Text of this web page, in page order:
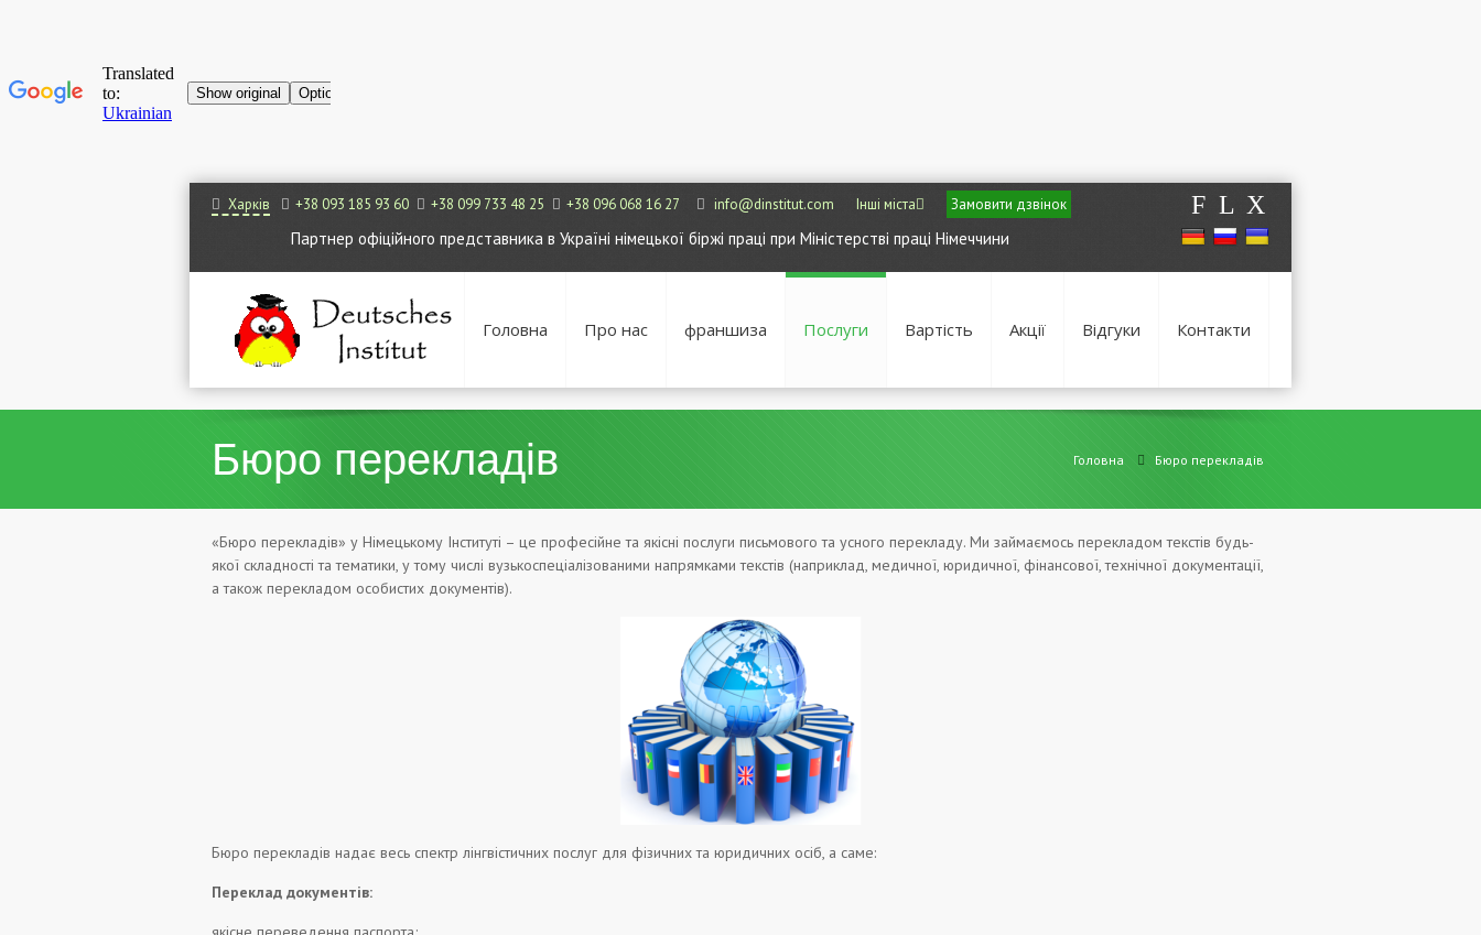
F L X
Харків +38 093 185 93 60 +38 099 733 48 25 +38 096 068 16 27 info@dinstitut.com Інші міста Замовити дзвінок
Партнер офіційного представника в Україні німецької біржі праці при Міністерстві праці Німеччини
Головна Про нас франшиза Послуги Вартість Акції Відгуки Контакти
Бюро перекладів Головна Бюро перекладів
«Бюро перекладів» у Німецькому Інституті – це професійне та якісні послуги письмового та усного перекладу. Ми займаємось перекладом текстів будь-
якої складності та тематики, у тому числі вузькоспеціалізованими напрямками текстів (наприклад, медичної, юридичної, фінансової, технічної документації,
а також перекладом особистих документів).
Бюро перекладів надає весь спектр лінгвістичних послуг для фізичних та юридичних осіб, а саме:
Переклад документів: